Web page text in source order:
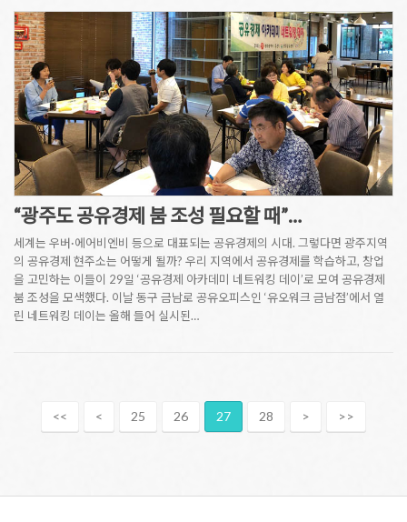
“광주도 공유경제 붐 조성 필요할 때”…
세계는 우버·에어비엔비 등으로 대표되는 공유경제의 시대. 그렇다면 광주지역
의 공유경제 현주소는 어떻게 될까? 우리 지역에서 공유경제를 학습하고, 창업
을 고민하는 이들이 29일 ‘공유경제 아카데미 네트워킹 데이’로 모여 공유경제
붐 조성을 모색했다. 이날 동구 금남로 공유오피스인 ‘유오워크 금남점’에서 열
린 네트워킹 데이는 올해 들어 실시된…
<< < 25 26 27 28 > >>